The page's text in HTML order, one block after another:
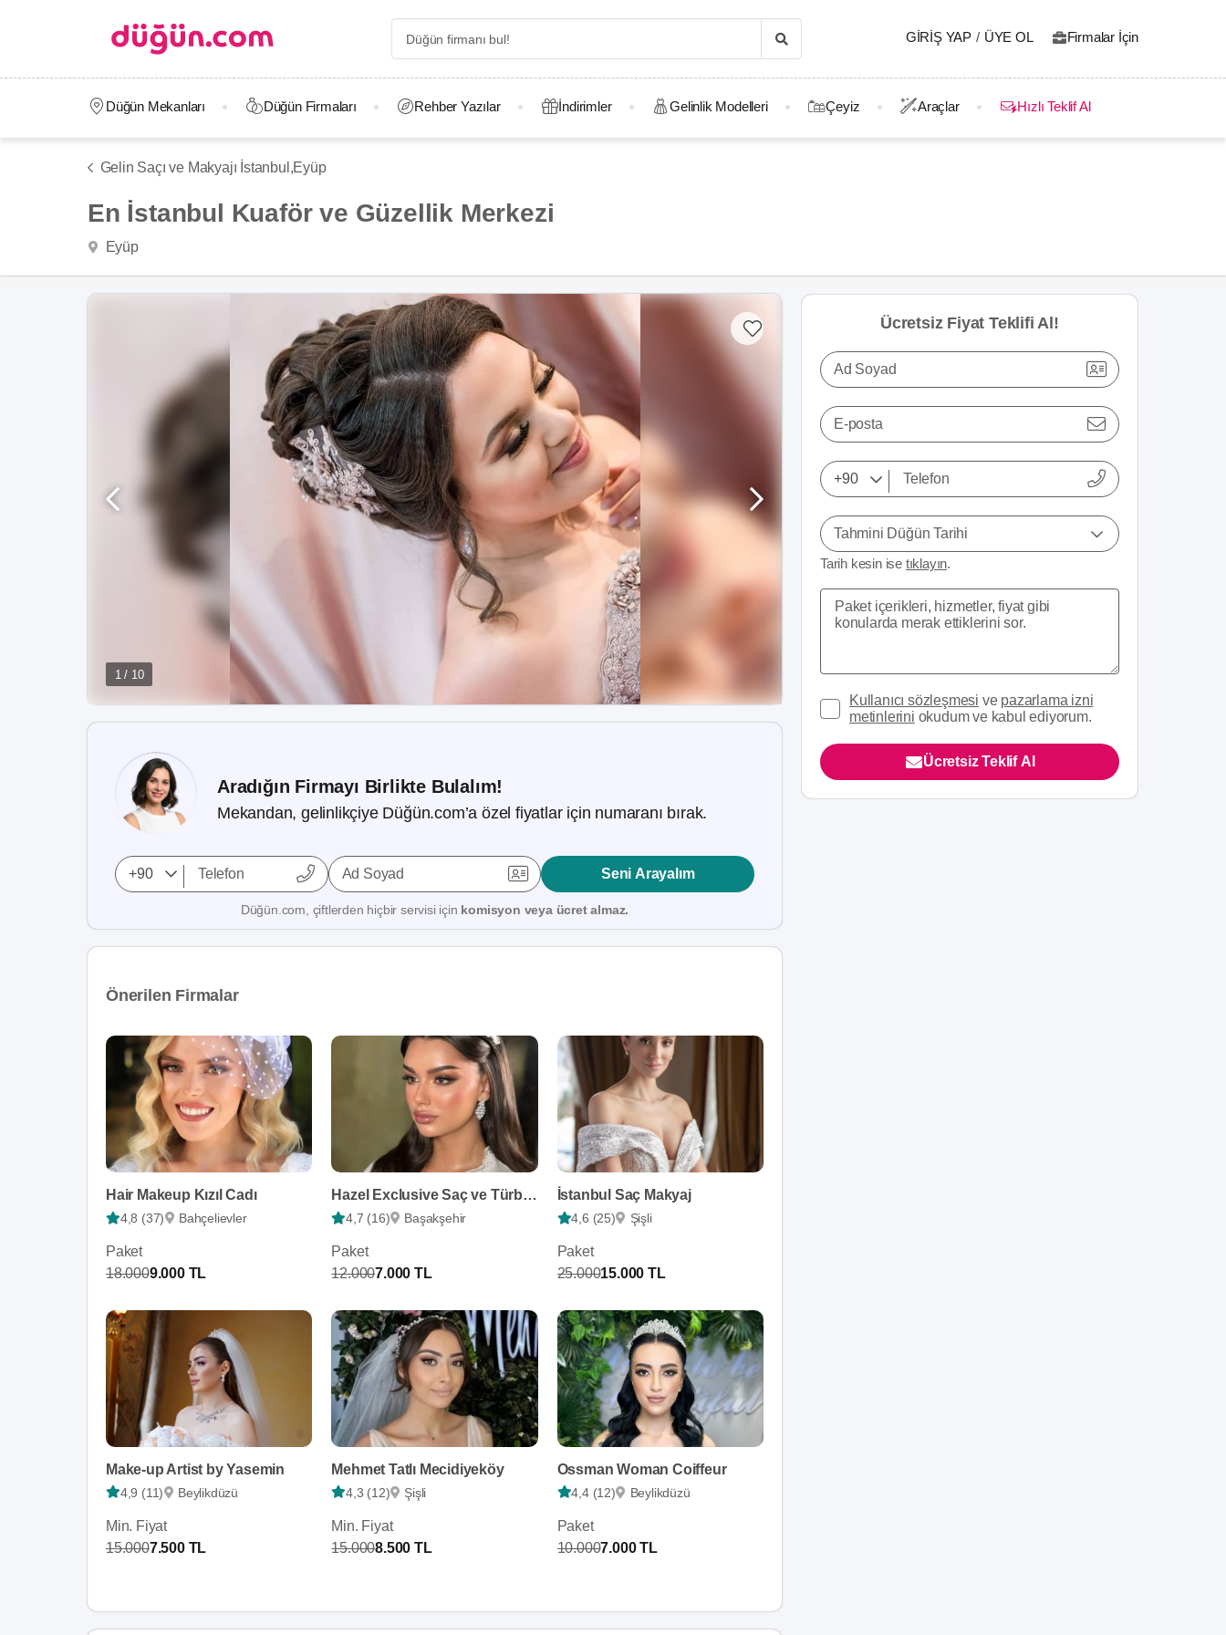
GIRIŞ YAP / ÜYE OL Firmalar İçin
Düğün Mekanları Düğün Firmaları Rehber Yazılar İndirimler Gelinlik Modelleri Çeyiz Araçlar Hızlı Teklif Al
Gelin Saçı ve Makyajı İstanbul,Eyüp
En İstanbul Kuaför ve Güzellik Merkezi
Eyüp
1 / 10
Aradığın Firmayı Birlikte Bulalım!
Mekandan, gelinlikçiye Düğün.com’a özel fiyatlar için numaranı bırak.
Ad Soyad Seni Arayalım
Düğün.com, çiftlerden hiçbir servisi için komisyon veya ücret almaz.
Önerilen Firmalar
Hair Makeup Kızıl Cadı
4,8 (37) Bahçelievler
Paket
18.0009.000 TL
Hazel Exclusive Saç ve Türban Tasarım
4,7 (16) Başakşehir
Paket
12.0007.000 TL
İstanbul Saç Makyaj
4,6 (25) Şişli
Paket
25.00015.000 TL
Make-up Artist by Yasemin
4,9 (11) Beylikdüzü
Min. Fiyat
15.0007.500 TL
Mehmet Tatlı Mecidiyeköy
4,3 (12) Şişli
Min. Fiyat
15.0008.500 TL
Ossman Woman Coiffeur
4,4 (12) Beylikdüzü
Paket
10.0007.000 TL
Ücretsiz Fiyat Teklifi Al!
Ad Soyad
E-posta
Tahmini Düğün Tarihi
Tarih kesin ise tıklayın.
Kullanıcı sözleşmesi ve pazarlama izni
metinlerini okudum ve kabul ediyorum.
Ücretsiz Teklif Al